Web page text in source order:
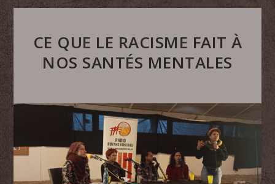
CE QUE LE RACISME FAIT À
NOS SANTÉS MENTALES